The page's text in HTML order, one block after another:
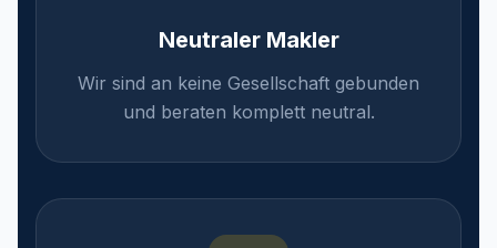
Neutraler Makler
Wir sind an keine Gesellschaft gebunden
und beraten komplett neutral.